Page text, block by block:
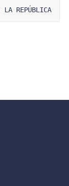
LA REPÚBLICA